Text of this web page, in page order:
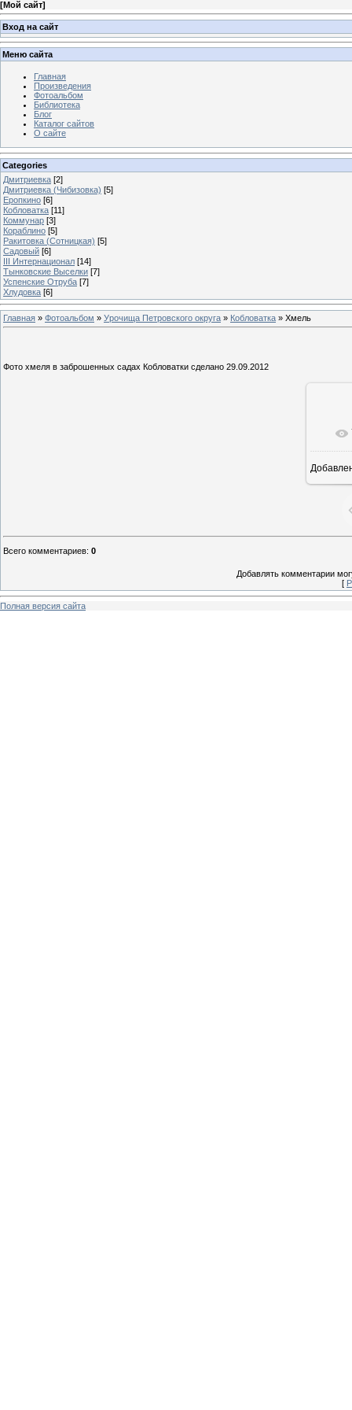
[Мой сайт]
Вход на сайт
Меню сайта
Главная
Произведения
Фотоальбом
Библиотека
Блог
Каталог сайтов
О сайте
Categories
Дмитриевка [2]
Дмитриевка (Чибизовка) [5]
Еропкино [6]
Кобловатка [11]
Коммунар [3]
Кораблино [5]
Ракитовка (Сотницкая) [5]
Садовый [6]
III Интернационал [14]
Тынковские Выселки [7]
Успенские Отруба [7]
Хлудовка [6]
Главная » Фотоальбом » Урочища Петровского округа » Кобловатка » Хмель
Фото хмеля в заброшенных садах Кобловатки сделано 29.09.2012
Всего комментариев: 0
Добавлять комментарии
[
Полная версия сайта